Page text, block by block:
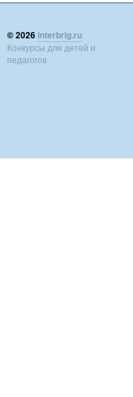
© 2026 interbrig.ru
Конкурсы для детей и
педагогов